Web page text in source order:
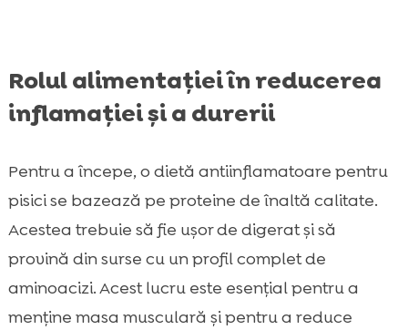
Rolul alimentației în reducerea
inflamației și a durerii
Pentru a începe, o dietă antiinflamatoare pentru
pisici se bazează pe proteine de înaltă calitate.
Acestea trebuie să fie ușor de digerat și să
provină din surse cu un profil complet de
aminoacizi. Acest lucru este esențial pentru a
menține masa musculară și pentru a reduce